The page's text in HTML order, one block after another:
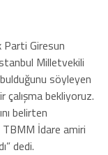
Giresun
Milletvekili
söyleyen
çalışma bekliyoruz.
belirten
İdare amiri
dedi.